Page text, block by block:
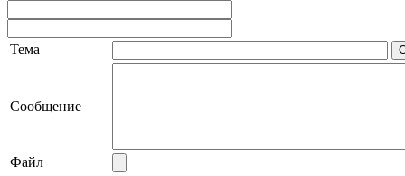
Тема
Сообщение
Файл